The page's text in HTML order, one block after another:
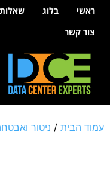
לתוכןראשי בלוג
צור קשר
עמוד הבית / ניטור